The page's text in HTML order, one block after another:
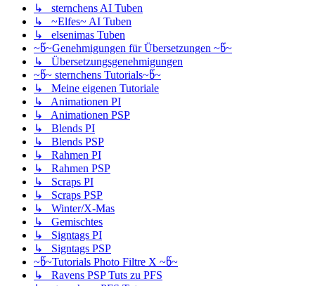
↳ sternchens AI Tuben
↳ ~Elfes~ AI Tuben
↳ elsenimas Tuben
~წ~Genehmigungen für Übersetzungen ~წ~
↳ Übersetzungsgenehmigungen
~წ~ sternchens Tutorials~წ~
↳ Meine eigenen Tutoriale
↳ Animationen PI
↳ Animationen PSP
↳ Blends PI
↳ Blends PSP
↳ Rahmen PI
↳ Rahmen PSP
↳ Scraps PI
↳ Scraps PSP
↳ Winter/X-Mas
↳ Gemischtes
↳ Signtags PI
↳ Signtags PSP
~წ~Tutorials Photo Filtre X ~წ~
↳ Ravens PSP Tuts zu PFS